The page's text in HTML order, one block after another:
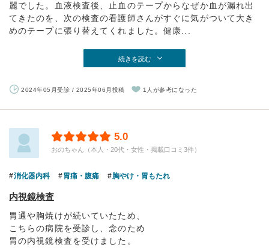
麗でした。血液検査後、止血のテープからなぜか血が漏れ出
てきたのを、次の検査の看護師さんがすぐに気がついて大き
めのテープに張り替えてくれました。健康...
続きを読む
2024年05月受診 / 2025年06月投稿 1人が参考になった
5.0
おのちゃん（本人・20代・女性・掲載口コミ3件）
消化器内科 胃痛・腹痛 胸やけ・胃もたれ
内視鏡検査
胃通や胸焼けが続いていたため、
こちらの病院を受診し、念のため
胃の内視鏡検査を受けました。